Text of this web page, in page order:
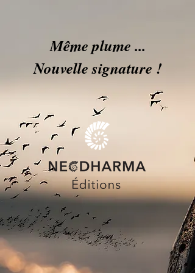
Même plume ...
Nouvelle signature !